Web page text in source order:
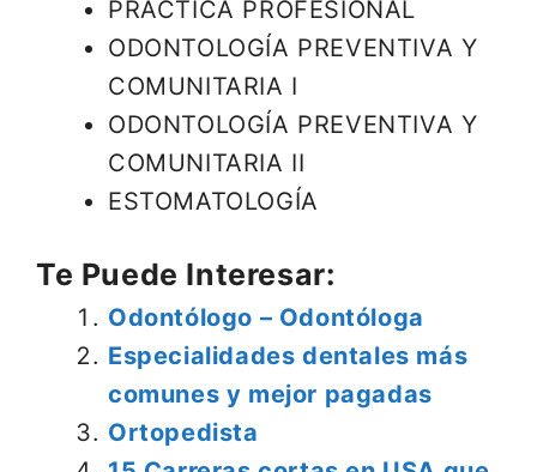
PRACTICA PROFESIONAL
ODONTOLOGÍA PREVENTIVA Y
COMUNITARIA I
ODONTOLOGÍA PREVENTIVA Y
COMUNITARIA II
ESTOMATOLOGÍA
Te Puede Interesar:
Odontólogo – Odontóloga
Especialidades dentales más
comunes y mejor pagadas
Ortopedista